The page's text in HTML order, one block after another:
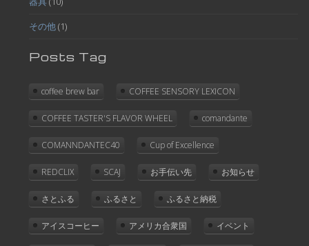
その他(1)
Posts Tag
coffee brew bar COFFEE SENSORY LEXICON
COFFEE TASTER'S FLAVOR WHEEL comandante
COMANNDANTEC40 Cup of Excellence
REDCLIX SCAJ お手伝い先 お知らせ
さとふる ふるさと ふるさと納税
アイスコーヒー アメリカ合衆国 イベント